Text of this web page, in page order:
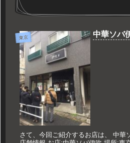
東京 中華ソバ
さて、今回ご紹介するお店は、 中華